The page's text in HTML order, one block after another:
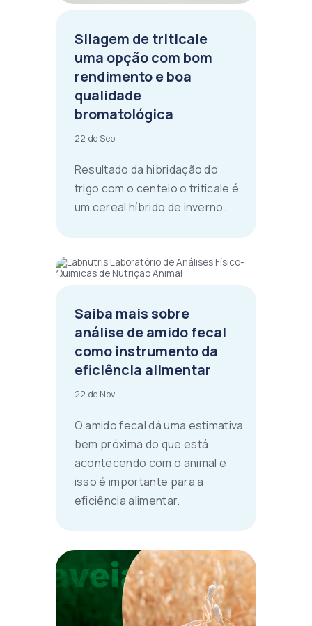
Silagem de triticale
uma opção com bom
rendimento e boa
qualidade
bromatológica
22 de Sep
Resultado da hibridação do
trigo com o centeio o triticale é
um cereal híbrido de inverno.
Saiba mais sobre
análise de amido fecal
como instrumento da
eficiência alimentar
22 de Nov
O amido fecal dá uma estimativa
bem próxima do que está
acontecendo com o animal e
isso é importante para a
eficiência alimentar.